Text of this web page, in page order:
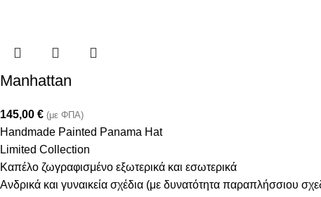
Manhattan
145,00 € (με ΦΠΑ)
Handmade Painted Panama Hat
Limited Collection
Καπέλο ζωγραφισμένο εξωτερικά και εσωτερικά
Ανδρικά και γυναικεία σχέδια (με δυνατότητα παραπλήσσιου